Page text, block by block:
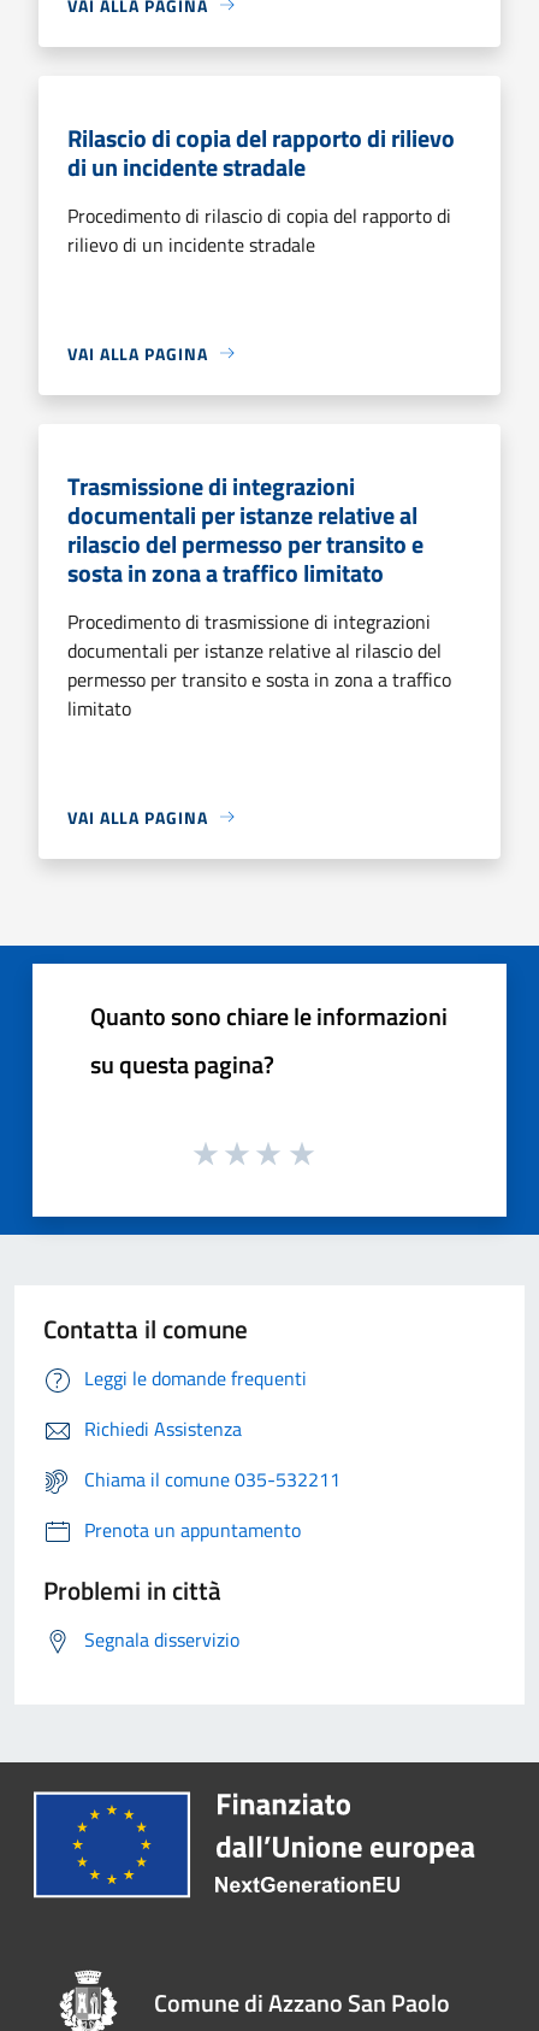
Rilascio di copia del rapporto di rilievo
di un incidente stradale
Procedimento di rilascio di copia del rapporto di
rilievo di un incidente stradale
VAI ALLA PAGINA
Trasmissione di integrazioni
documentali per istanze relative al
rilascio del permesso per transito e
sosta in zona a traffico limitato
Procedimento di trasmissione di integrazioni
documentali per istanze relative al rilascio del
permesso per transito e sosta in zona a traffico
limitato
VAI ALLA PAGINA
Quanto sono chiare le informazioni
su questa pagina?
Contatta il comune
Leggi le domande frequenti
Richiedi Assistenza
Chiama il comune 035-532211
Prenota un appuntamento
Problemi in città
Segnala disservizio
Comune di Azzano San Paolo